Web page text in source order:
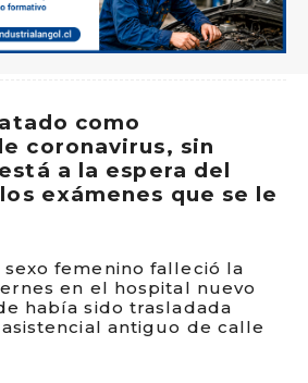
como
coronavirus, sin
a la espera del
exámenes que se le
femenino falleció la
en el hospital nuevo
había sido trasladada
antiguo de calle